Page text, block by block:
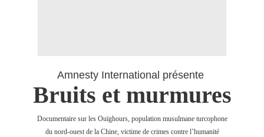
Amnesty International présente
Bruits et murmures
Documentaire sur les Ouïghours, population musulmane turcophone
du nord-ouest de la Chine, victime de crimes contre l’humanité